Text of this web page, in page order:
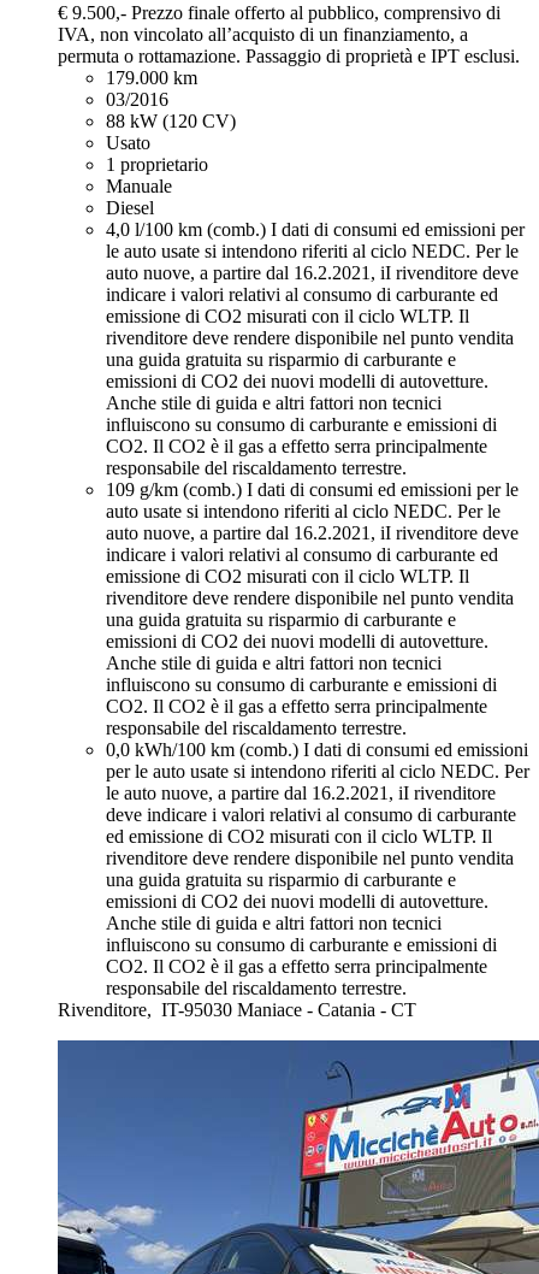
€ 9.500,- Prezzo finale offerto al pubblico, comprensivo di
IVA, non vincolato all’acquisto di un finanziamento, a
permuta o rottamazione. Passaggio di proprietà e IPT esclusi.
179.000 km
03/2016
88 kW (120 CV)
Usato
1 proprietario
Manuale
Diesel
4,0 l/100 km (comb.) I dati di consumi ed emissioni per
le auto usate si intendono riferiti al ciclo NEDC. Per le
auto nuove, a partire dal 16.2.2021, iI rivenditore deve
indicare i valori relativi al consumo di carburante ed
emissione di CO2 misurati con il ciclo WLTP. Il
rivenditore deve rendere disponibile nel punto vendita
una guida gratuita su risparmio di carburante e
emissioni di CO2 dei nuovi modelli di autovetture.
Anche stile di guida e altri fattori non tecnici
influiscono su consumo di carburante e emissioni di
CO2. Il CO2 è il gas a effetto serra principalmente
responsabile del riscaldamento terrestre.
109 g/km (comb.) I dati di consumi ed emissioni per le
auto usate si intendono riferiti al ciclo NEDC. Per le
auto nuove, a partire dal 16.2.2021, iI rivenditore deve
indicare i valori relativi al consumo di carburante ed
emissione di CO2 misurati con il ciclo WLTP. Il
rivenditore deve rendere disponibile nel punto vendita
una guida gratuita su risparmio di carburante e
emissioni di CO2 dei nuovi modelli di autovetture.
Anche stile di guida e altri fattori non tecnici
influiscono su consumo di carburante e emissioni di
CO2. Il CO2 è il gas a effetto serra principalmente
responsabile del riscaldamento terrestre.
0,0 kWh/100 km (comb.) I dati di consumi ed emissioni
per le auto usate si intendono riferiti al ciclo NEDC. Per
le auto nuove, a partire dal 16.2.2021, iI rivenditore
deve indicare i valori relativi al consumo di carburante
ed emissione di CO2 misurati con il ciclo WLTP. Il
rivenditore deve rendere disponibile nel punto vendita
una guida gratuita su risparmio di carburante e
emissioni di CO2 dei nuovi modelli di autovetture.
Anche stile di guida e altri fattori non tecnici
influiscono su consumo di carburante e emissioni di
CO2. Il CO2 è il gas a effetto serra principalmente
responsabile del riscaldamento terrestre.
Rivenditore, IT-95030 Maniace - Catania - CT